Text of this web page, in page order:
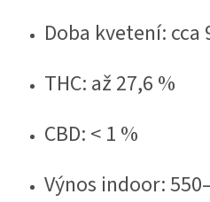
Doba kvetení: cca
THC: až 27,6 %
CBD: < 1 %
Výnos indoor: